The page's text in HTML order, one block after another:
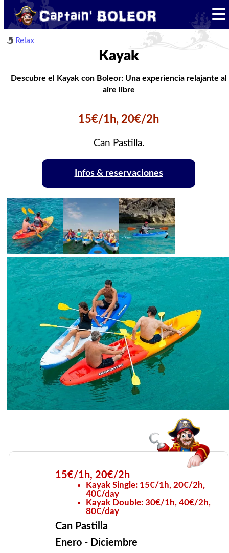
Relax
Kayak
Descubre el Kayak con Boleor: Una experiencia relajante al
aire libre
15€/1h, 20€/2h
Can Pastilla.
Infos & reservaciones
15€/1h, 20€/2h
Kayak Single: 15€/1h, 20€/2h,
40€/day
Kayak Double: 30€/1h, 40€/2h,
80€/day
Can Pastilla
Enero - Diciembre